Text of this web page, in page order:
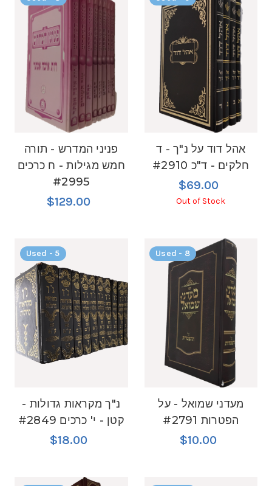
פניני המדרש - תורה
חמש מגילות - ח כרכים
#2995
$129.00
אהל דוד על נ"ך - ד
חלקים - ד"כ #2910
$69.00
Out of Stock
Used - 5
נ"ך מקראות גדולות -
קטן - י' כרכים #2849
$18.00
Used - 8
מעדני שמואל - על
הפטרות #2791
$10.00